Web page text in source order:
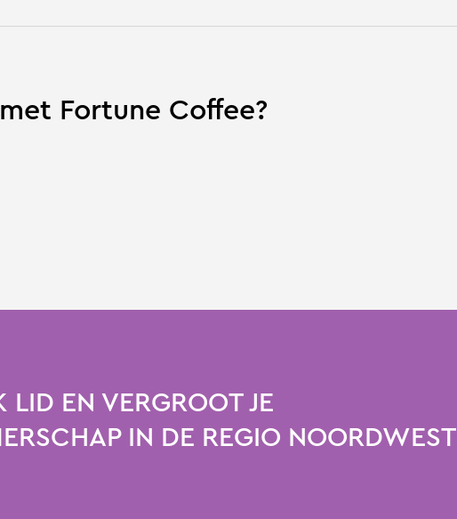
Fortune Coffee?
EN VERGROOT JE
IN DE REGIO NOORDWEST